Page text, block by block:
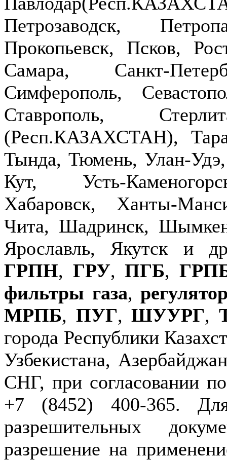
Петрозаводск,
Прокопьевск, Псков,
Самара, Санкт-
Симферополь,
Ставрополь,
(Респ.КАЗАХСТАН),
Тында, Тюмень, Улан-
Кут, Усть-
Хабаровск, Ханты-
Чита, Шадринск,
Ярославль, Якутск и
ГРПН, ГРУ,ПГБ,
фильтры газа,
МРПБ, ПУГ,ШУУРГ,
города Республики
Узбекистана,
СНГ, при согласовании
+7 (8452) 400-365.
разрешительных
разрешение на